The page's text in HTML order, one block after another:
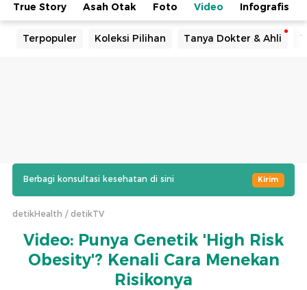
True Story Asah Otak Foto Video Infografis
Terpopuler Koleksi Pilihan Tanya Dokter & Ahli
Berbagi konsultasi kesehatan di sini Kirim
detikHealth detikTV
Video: Punya Genetik 'High Risk
Obesity'? Kenali Cara Menekan
Risikonya